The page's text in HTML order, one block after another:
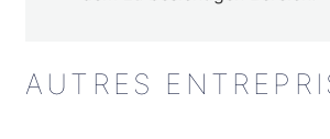
AUTRES